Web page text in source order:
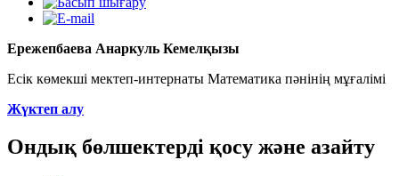
Ережепбаева Анаркуль Кемелқызы
Есік көмекші мектеп-интернаты Математика пәнінің мұғалімі
Жүктеп алу
Ондық бөлшектерді қосу және азайту